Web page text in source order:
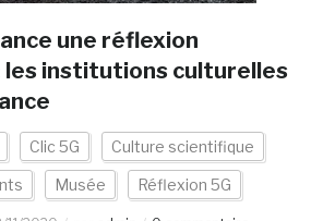
une réflexion
les institutions culturelles
Clic 5G Culture scientifique
Musée Réflexion 5G